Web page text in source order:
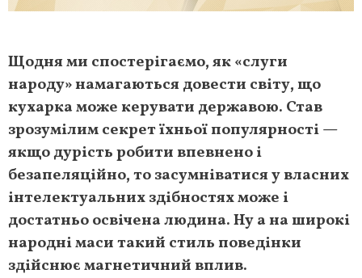
Щодня ми спостерігаємо, як «слуги
народу» намагаються довести світу, що
кухарка може керувати державою. Став
зрозумілим секрет їхньої популярності —
якщо дурість робити впевнено і
безапеляційно, то засумніватися у власних
інтелектуальних здібностях може і
достатньо освічена людина. Ну а на широкі
народні маси такий стиль поведінки
здійснює магнетичний вплив.